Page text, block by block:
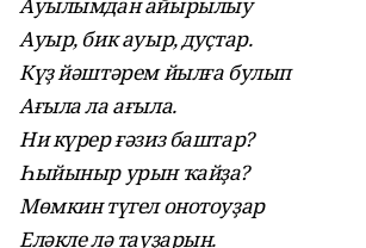
Ауыр, бик ауыр, дуҫтар.
Күҙ йәштәрем йылға булып
Ағыла ла ағыла.
Ни күрер ғәзиз баштар?
Һыйыныр урын ҡайҙа?
Мөмкин түгел онотоуҙар
Еләкле лә тауҙарын.